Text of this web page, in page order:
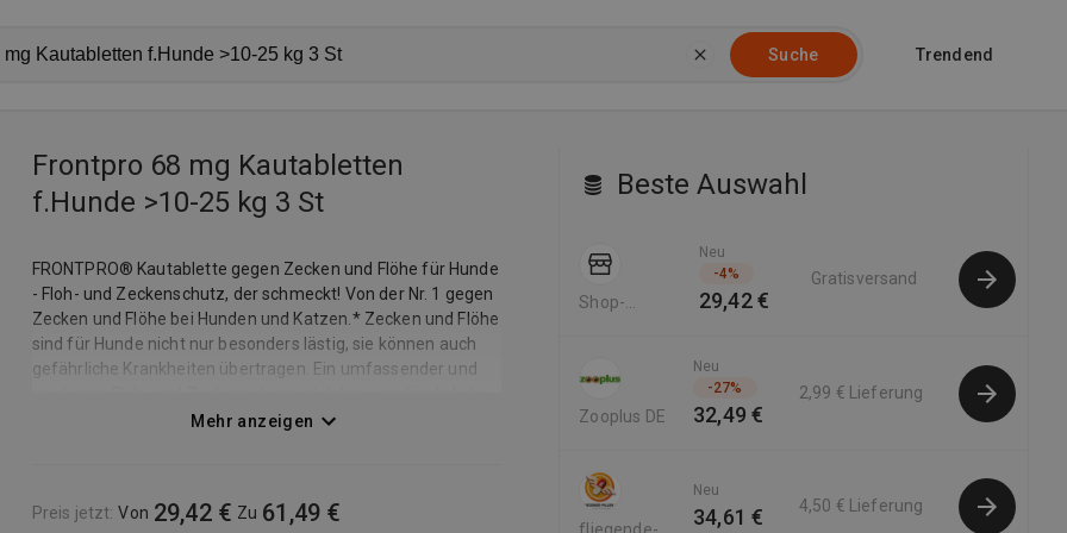
Suche Trendend
Frontpro 68 mg Kautabletten
f.Hunde >10-25 kg 3 St
FRONTPRO® Kautablette gegen Zecken und Flöhe für Hunde
- Floh- und Zeckenschutz, der schmeckt! Von der Nr. 1 gegen
Zecken und Flöhe bei Hunden und Katzen.* Zecken und Flöhe
sind für Hunde nicht nur besonders lästig, sie können auch
gefährliche Krankheiten übertragen. Ein umfassender und
innovativer Tablettenform schützt FRONTPRO® Hunde von
und wirkt bis zu einen Monat lang gegen Parasiten.
Mehr anzeigen
Preis jetzt: Von 29,42 € Zu 61,49 €
Beste Auswahl
Shop-
Neu
-4%
29,42 €
Gratisversand
Zooplus DE
Neu
-27%
32,49 €
2,99 € Lieferung
Neu
34,61 € 4,50 € Lieferung